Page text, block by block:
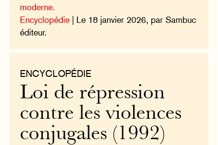
moderne.
Encyclopédie | Le 18 janvier 2026, par Sambuc
éditeur.
ENCYCLOPÉDIE
Loi de répression
contre les violences
conjugales (1992)